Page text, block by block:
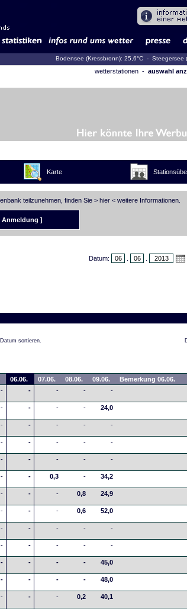
Bodensee (Kressbronn): 25,6°C - Steegersee
wetterstationen - auswahl
Karte
teilzunehmen, finden Sie > hier < weitere Informationen.
Anmeldung ]
Datum:
sortieren.
06.06. 07.06. 08.06. 09.06. Bemerkung 06.06.
- - - - -
- - - - 24,0
- - - - -
- - - - -
- - - - -
- - 0,3 - 34,2
- - - 0,8 24,9
- - - 0,6 52,0
- - - - -
- - - - -
- - - - 45,0
- - - - 48,0
- - - 0,2 40,1